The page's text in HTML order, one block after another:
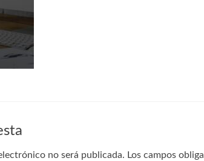
no será publicada. Los campos